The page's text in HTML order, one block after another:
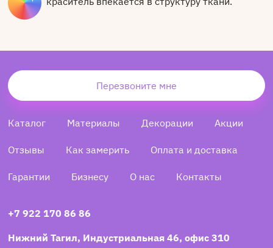
Перезвоните мне
Каталог Материалы Декорации Акции
Отзывы Как замерить Оплата и доставка
Гарантии Бизнесу О нас Контакты
+7 922 170 86 86
Нижний Тагил, Индустриальная 46, офис 310